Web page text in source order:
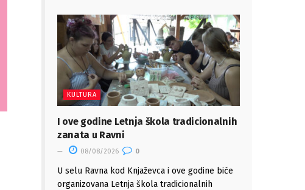
KULTURA
I ove godine Letnja škola tradicionalnih
zanata u Ravni
08/08/2026 0
U selu Ravna kod Knjaževca i ove godine biće
organizovana Letnja škola tradicionalnih